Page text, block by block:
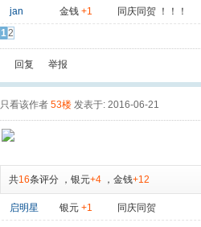
jan 金钱 +1
同庆同贺 ！！！
12
回复 举报
只看该作者 53楼 发表于: 2016-06-21
共16条评分 ， 银元+4 ， 金钱+12
启明星 银元 +1 同庆同贺